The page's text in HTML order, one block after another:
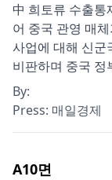
中 희토류 수출통
어 중국 관영 매
사업에 대해 신군
비판하며 중국 정
By:
Press: 매일경제
A10면